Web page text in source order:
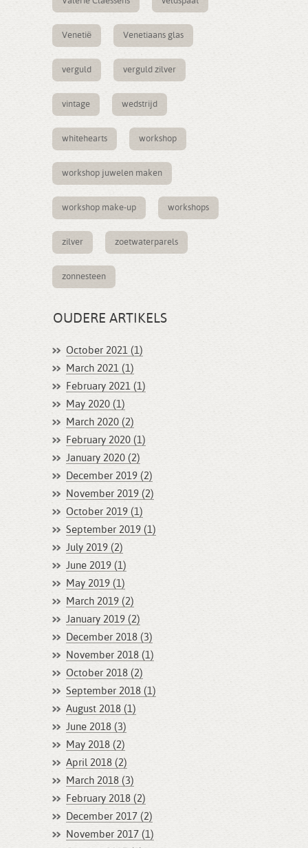
Venetië Venetiaans glas
verguld verguld zilver
vintage wedstrijd
whitehearts workshop
workshop juwelen maken
workshop make-up workshops
zilver zoetwaterparels
zonnesteen
OUDERE ARTIKELS
October 2021 (1)
March 2021 (1)
February 2021 (1)
May 2020 (1)
March 2020 (2)
February 2020 (1)
January 2020 (2)
December 2019 (2)
November 2019 (2)
October 2019 (1)
September 2019 (1)
July 2019 (2)
June 2019 (1)
May 2019 (1)
March 2019 (2)
January 2019 (2)
December 2018 (3)
November 2018 (1)
October 2018 (2)
September 2018 (1)
August 2018 (1)
June 2018 (3)
May 2018 (2)
April 2018 (2)
March 2018 (3)
February 2018 (2)
December 2017 (2)
November 2017 (1)